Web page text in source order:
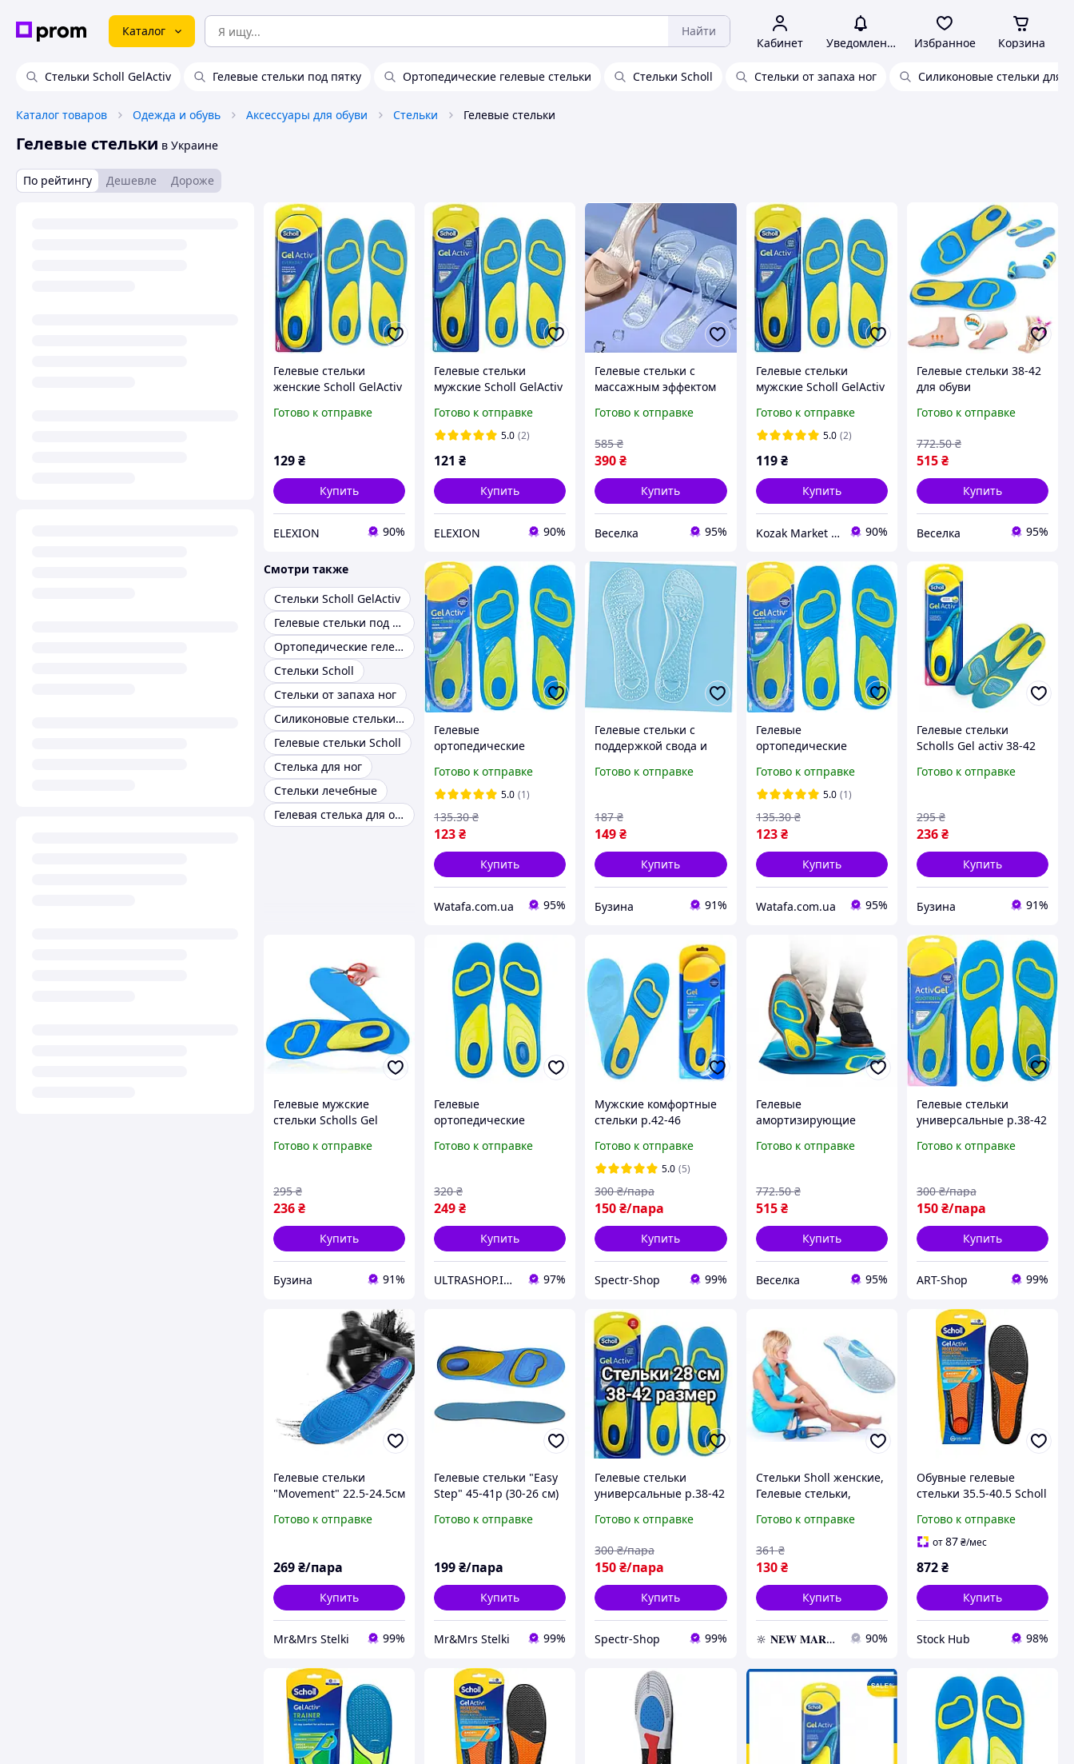
Каталог Найти
Кабинет Уведомления Избранное Корзина
Стельки Scholl GelActiv Гелевые стельки под пятку Ортопедические гелевые стельки Стельки Scholl Стельки от запаха ног Силиконовые стельки для
Каталог товаров Одежда и обувь Аксессуары для обуви Стельки Гелевые стельки
Гелевые стельки в Украине
По рейтингу Дешевле Дороже
Гелевые стельки
женские Scholl GelActiv
Готово к отправке
129₴
Купить
ELEXION 90%
Гелевые стельки
мужские Scholl GelActiv
Готово к отправке
5.0 (2)
121 ₴
Купить
ELEXION 90%
Гелевые стельки с
массажным эффектом
стопы и комфорта ног
Готово к отправке
390₴
585 ₴
Купить
Веселка 95%
Гелевые стельки
мужские Scholl GelActiv
Готово к отправке
5.0 (2)
119 ₴
Купить
Kozak Market - Магазин техники и аксессуаров 90%
Гелевые стельки 38-42
для обуви
комфорта и
усталости ног FLAME
Готово к отправке
515₴
772.50 ₴
Купить
Веселка 95%
Смотри также
Стельки Scholl GelActiv
Гелевые стельки под пятку
Ортопедические гелевые стельки
Стельки Scholl
Стельки от запаха ног
Силиконовые стельки для ног
Гелевые стельки Scholl
Стелька для ног
Стельки лечебные
Гелевая стелька для обуви
Гелевые
ортопедические
повседневной обуви 42
46
Готово к отправке
5.0 (1)
123₴
135.30 ₴
Купить
Watafa.com.ua 95%
Гелевые стельки с
поддержкой свода и
пара buzyna
Готово к отправке
149₴
187 ₴
Купить
Бузина 91%
Гелевые
ортопедические
повседневной обуви 38
42
Готово к отправке
5.0 (1)
123 ₴
135.30 ₴
Купить
Watafa.com.ua 95%
Гелевые стельки
Scholls Gel activ 38-42
Готово к отправке
236₴
295 ₴
Купить
Бузина 91%
Гелевые мужские
стельки Scholls Gel
buzyna
Готово к отправке
236₴
295 ₴
Купить
Бузина 91%
Гелевые
ортопедические
GelActiv Everyday 42-46
Готово к отправке
249₴
320 ₴
Купить
ULTRASHOP.IN.UA 🛒 Интернет-магазин трендовых гаджетов 97%
Мужские комфортные
стельки р.42-46
гелевые стельки для
обуви Стельки для
I&S
Готово к отправке
5.0 (5)
150₴/пара
300 ₴/пара
Купить
Spectr-Shop 99%
Гелевые
амортизирующие
обрезные 42-48 см для
Готово к отправке
515 ₴
772.50 ₴
Купить
Веселка 95%
Гелевые стельки
универсальные р.38-42
см Ортопедические
Готово к отправке
150₴/пара
300 ₴/пара
Купить
ART-Shop 99%
Гелевые стельки
"Movement" 22.5-24.5см
H-09 №1
Готово к отправке
269₴/пара
Купить
Mr&Mrs Stelki 99%
Гелевые стельки "Easy
Step" 45-41р (30-26 см)
№2
Готово к отправке
199₴/пара
Купить
Mr&Mrs Stelki 99%
Гелевые стельки
универсальные р.38-42
см, Силиконовые
Готово к отправке
150₴/пара
300 ₴/пара
Купить
Spectr-Shop 99%
Стельки Sholl женские,
Гелевые стельки,
ортопедические
Готово к отправке
130 ₴
361 ₴
Купить
🔆 𝐍𝐄𝐖 𝐌𝐀𝐑𝐊𝐄𝐓 🔆 – Продукция премиум-класса от официального представителя! 90%
Обувные гелевые
стельки 35.5-40.5 Scholl
геля с
амортизирующей
Готово к отправке
от87₴/мес
872₴
Купить
Stock Hub 98%